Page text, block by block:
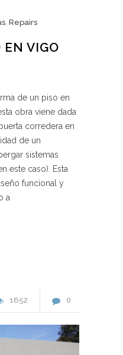
Repairs
EN VIGO
de un piso en
obra viene dada
corredera en
de un
sistemas
este caso). Esta
funcional y
a
1652 0